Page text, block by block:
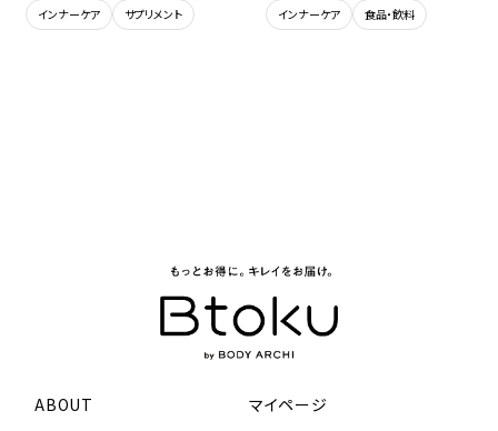
インナーケア サプリメント インナーケア 食品・飲料
ABOUT マイページ